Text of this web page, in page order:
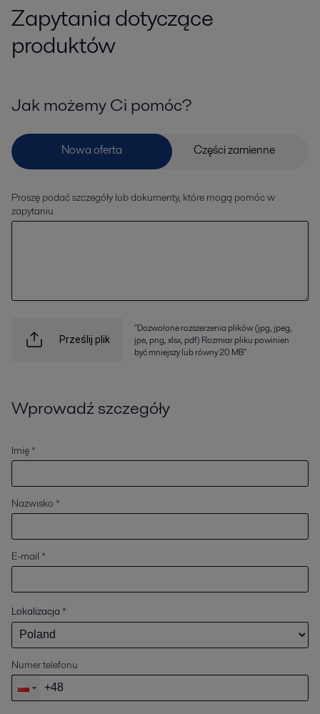
Zapytania dotyczące
produktów
Jak możemy Ci pomóc?
Proszę podać szczegóły lub dokumenty, które mogą pomóc w
zapytaniu
Prześlij plik
"Dozwolone rozszerzenia plików (jpg, jpeg,
jpe, png, xlsx, pdf) Rozmiar pliku powinien
być mniejszy lub równy 20 MB"
Wprowadź szczegóły
Imię *
Nazwisko *
E-mail *
Lokalizacja *
Numer telefonu